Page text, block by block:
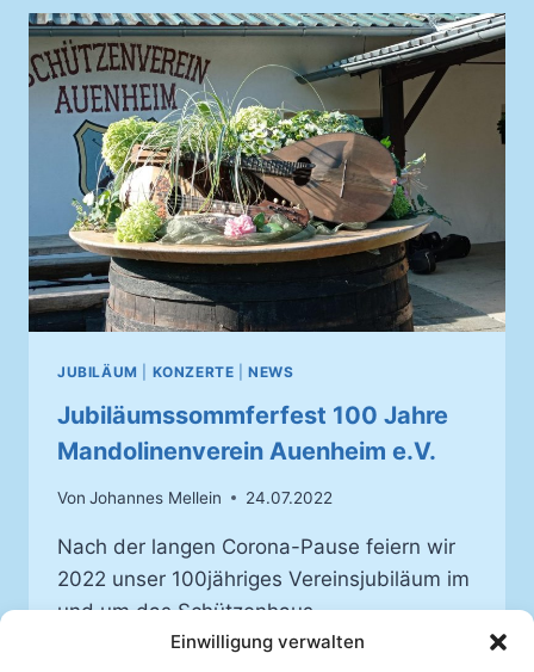
Einwilligung verwalten
JUBILÄUM KONZERTE |NEWS
Jubiläumssommferfest 100 Jahre
Mandolinenverein Auenheim e.V.
Von Johannes Mellein 24.07.2022
Nach der langen Corona-Pause feiern wir
2022 unser 100jähriges Vereinsjubiläum im
und um das Schützenhaus.
JUBILÄUMSSOMMFERFEST